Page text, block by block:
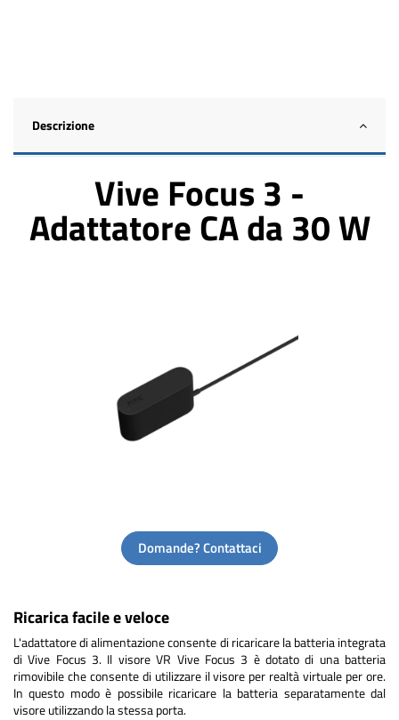
Descrizione
Vive Focus 3 -
Adattatore CA da 30 W
Domande? Contattaci
Ricarica facile e veloce
L'adattatore di alimentazione consente di ricaricare la batteria integrata
di Vive Focus 3. Il visore VR Vive Focus 3 è dotato di una batteria
rimovibile che consente di utilizzare il visore per realtà virtuale per ore.
In questo modo è possibile ricaricare la batteria separatamente dal
visore utilizzando la stessa porta.